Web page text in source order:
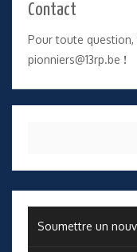
Contact
Pour toute question,
pionniers@13rp.be !
Soumettre un